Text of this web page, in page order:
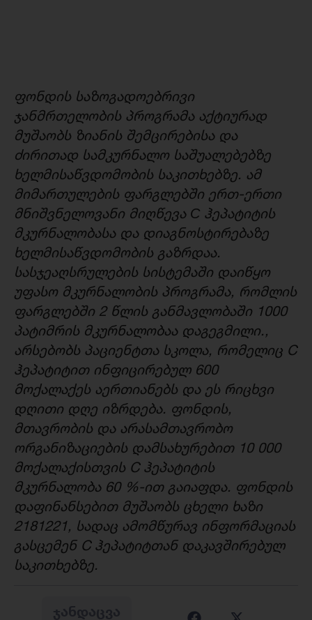
ფონდის საზოგადოებრივი
ჯანმრთელობის პროგრამა აქტიურად
მუშაობს ზიანის შემცირებისა და
ძირითად სამკურნალო საშუალებებზე
ხელმისაწვდომობის საკითხებზე. ამ
მიმართულების ფარგლებში ერთ-ერთი
მნიშვნელოვანი მიღწევა С ჰეპატიტის
მკურნალობასა და დიაგნოსტირებაზე
ხელმისაწვდომობის გაზრდაა.
სასჯეაღსრულების სისტემაში დაიწყო
უფასო მკურნალობის პროგრამა, რომლის
ფარგლებში 2 წლის განმავლობაში 1000
პატიმრის მკურნალობაა დაგეგმილი.,
არსებობს პაციენტთა სკოლა, რომელიც C
ჰეპატიტით ინფიცირებულ 600
მოქალაქეს აერთიანებს და ეს რიცხვი
დღითი დღე იზრდება. ფონდის,
მთავრობის და არასამთავრობო
ორგანიზაციების დამსახურებით 10 000
მოქალაქისთვის C ჰეპატიტის
მკურნალობა 60 %-ით გაიაფდა. ფონდის
დაფინანსებით მუშაობს ცხელი ხაზი
2181221, სადაც ამომწურავ ინფორმაციას
გასცემენ C ჰეპატიტთან დაკავშირებულ
საკითხებზე.